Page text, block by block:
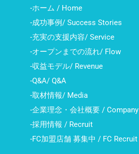
-ホーム / Home
-成功事例/ Success Stories
-充実の支援内容/ Service
-オープンまでの流れ/ Flow
-収益モデル/ Revenue
-Q&A/ Q&A
-取材情報/ Media
-企業理念・会社概要 / Company
-採用情報 / Recruit
-FC加盟店舗 募集中 / FC Recruit